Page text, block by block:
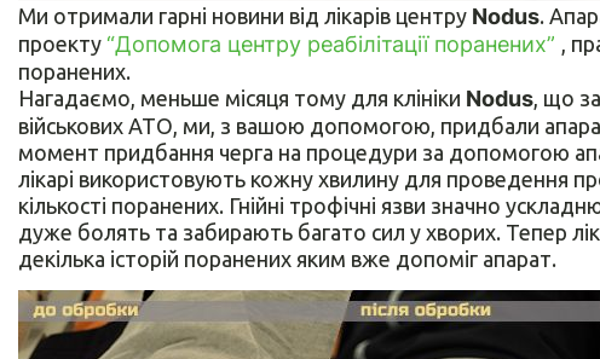
Ми отримали гарні новини від лікарів центру Nodus.
проекту “Допомога центру реабілітації поранених”
,
поранених.
Нагадаємо, меньше місяця тому для клініки Nodus , що
військових АТО, ми, з вашою допомогою, придбали
момент придбання черга на процедури за допомогою
лікарі використовують кожну хвилину для проведення
кількості поранених. Гнійні трофічні язви значно
дуже болять та забирають багато сил у хворих. Тепер
декілька історій поранених яким вже допоміг апарат.